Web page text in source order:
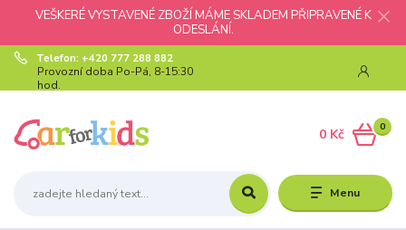
VEŠKERÉ VYSTAVENÉ ZBOŽÍ MÁME SKLADEM PŘIPRAVENÉ K
ODESLÁNÍ.
Menu
Telefon: +420 777 288 882
Provozní doba Po-Pá, 8-15:30
hod.
0
0 Kč